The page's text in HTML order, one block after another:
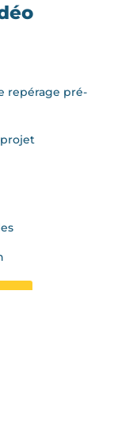
repérage pré-